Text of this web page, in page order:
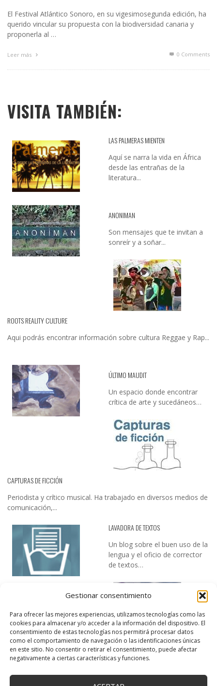
Gestionar consentimiento
Para ofrecer las mejores experiencias, utilizamos tecnologías como las
cookies para almacenar y/o acceder a la información del dispositivo. El
consentimiento de estas tecnologías nos permitirá procesar datos
como el comportamiento de navegación o las identificaciones únicas
en este sitio. No consentir o retirar el consentimiento, puede afectar
negativamente a ciertas características y funciones.
El Festival Atlántico Sonoro, en su vigesimosegunda edición, ha
querido vincular su propuesta con la biodiversidad canaria y
proponerla al …
Leer más 0 Comments
VISITA TAMBIÉN:
LAS PALMERAS MIENTEN
Aquí se narra la vida en África
desde las entrañas de la
literatura...
ANONIMAN
Son mensajes que te invitan a
sonreír y a soñar...
ROOTS REALITY CULTURE
Aqui podrás encontrar información sobre cultura Reggae y Rap...
ÚLTIMO MAUDIT
Un espacio donde encontrar
crítica de arte y sucedáneos…
CAPTURAS DE FICCIÓN
Periodista y crítico musical. Ha trabajado en diversos medios de
comunicación,...
LAVADORA DE TEXTOS
Un blog sobre el buen uso de la
lengua y el oficio de corrector
de textos…
DESIREE MARTÍN
…la realidad, es que cada día es más complicado realizar esos